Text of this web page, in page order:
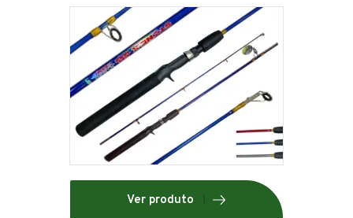
Ver produto